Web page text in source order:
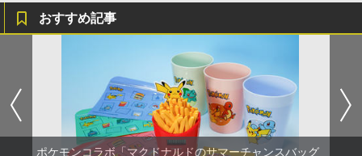
おすすめ記事
ポケモンコラボ「マクドナルドのサマーチャンスバッグ